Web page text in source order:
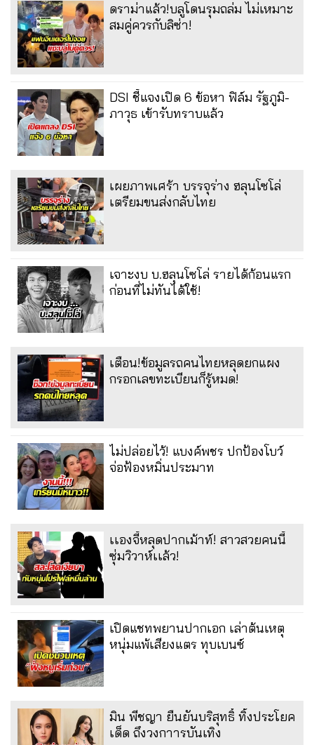
ดราม่าแล้ว!บลูโดนรุมถล่ม ไม่เหมาะ
สมคู่ควรกับลิซ่า!
DSI ชี้แจงเปิด 6 ข้อหา ฟิล์ม รัฐภูมิ-
ภาวุธ เข้ารับทราบแล้ว
เผยภาพเศร้า บรรจุร่าง ฮลุนโซโล่
เตรียมขนส่งกลับไทย
เจาะงบ บ.ฮลุนโซโล่ รายได้ก้อนแรก
ก่อนที่ไม่ทันได้ใช้!
เตือน!ข้อมูลรถคนไทยหลุดยกแผง
กรอกเลขทะเบียนก็รู้หมด!
ไม่ปล่อยไว้! แบงค์พชร ปกป้องโบว์
จ่อฟ้องหมิ่นประมาท
เเองจี้หลุดปากเม้าท์! สาวสวยคนนี้
ซุ่มวิวาห์เเล้ว!
เปิดแชทพยานปากเอก เล่าต้นเหตุ
หนุ่มแพ้เสียงแตร ทุบเบนซ์
มิน พีชญา ยืนยันบริสุทธิ์ ทิ้งประโยค
เด็ด ถึงวงกาารบันเทิง